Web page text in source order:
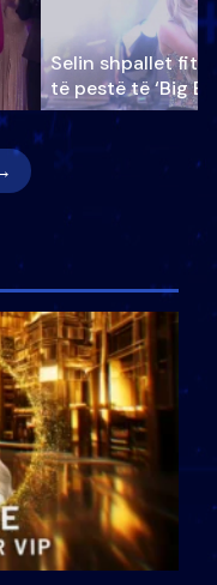
Selin shpallet
të pestë të ‘Big